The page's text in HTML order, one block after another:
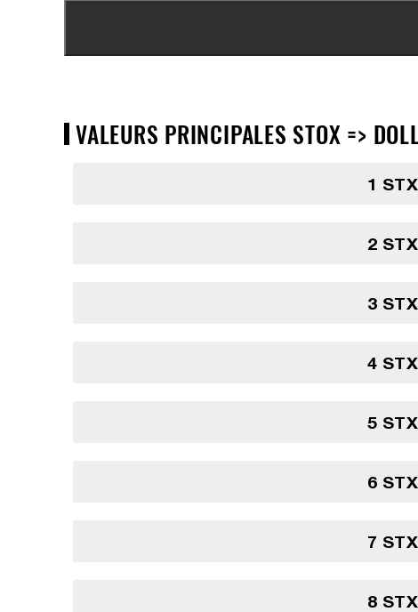
VALEURS PRINCIPALES STOX =>
1
2
3
4
5
6
7
8